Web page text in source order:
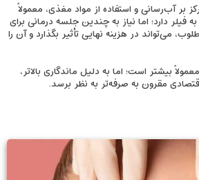
بر آب‌رسانی و استفاده از مواد مغذی، معمولاً
فیلر دارد؛ اما نیاز به چندین جلسه درمانی برای
می‌تواند در هزینه نهایی تأثیر بگذارد و آن را
بیشتر است؛ اما به دلیل ماندگاری بالاتر،
مقرون ‌به‌ صرفه‌تر به نظر برسد.